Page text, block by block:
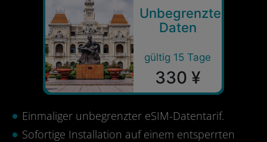
Unbegrenzte
Daten
gültig 15 Tage
330 ¥
Einmaliger unbegrenzter eSIM-Datentarif.
Sofortige Installation auf einem entsperrten